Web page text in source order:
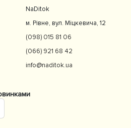
NaDitok
м. Рівне, вул. Міцкевича, 12
(098) 015 81 06
(066) 921 68 42
info@naditok.ua